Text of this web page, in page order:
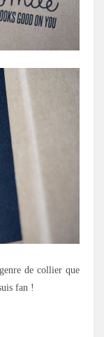
de collier que
fan !